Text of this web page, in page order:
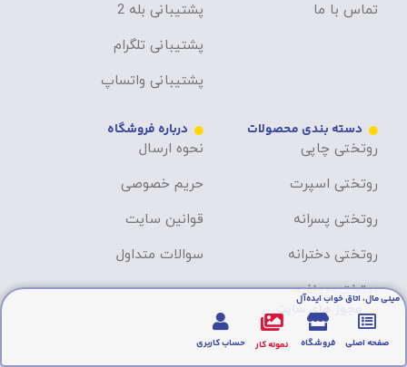
تماس با ما
پشتیبانی بله 2
پشتیبانی تلگرام
پشتیبانی واتساپ
دسته بندی محصولات
روتختی چاپی
روتختی اسپرت
روتختی پسرانه
روتختی دخترانه
روتختی دونفره
درباره فروشگاه
نحوه ارسال
حریم خصوصی
قوانین سایت
سوالات متداول
مجوز های سایت
مینی مال، اتاق خواب ایده‌آل
صفحه اصلی فروشگاه نمونه کار حساب کاربری